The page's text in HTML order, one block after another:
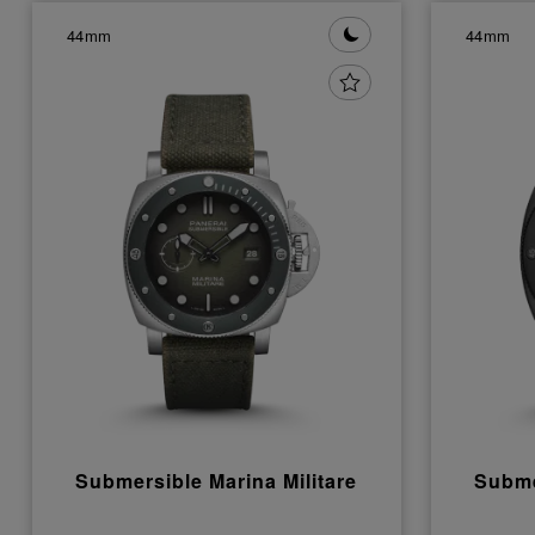
44mm
Submersible Marina Militare
44mm